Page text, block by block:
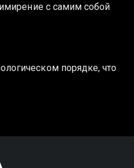
с самим собой
порядке, что